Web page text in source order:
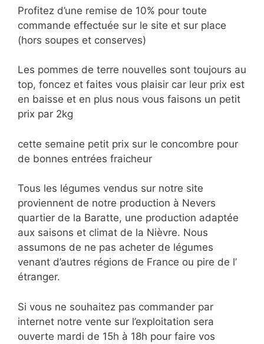
Profitez d’une remise de 10% pour toute
commande effectuée sur le site et sur place
(hors soupes et conserves)
Les pommes de terre nouvelles sont toujours au
top, foncez et faites vous plaisir car leur prix est
en baisse et en plus nous vous faisons un petit
prix par 2kg
cette semaine petit prix sur le concombre pour
de bonnes entrées fraicheur
Tous les légumes vendus sur notre site
proviennent de notre production à Nevers
quartier de la Baratte, une production adaptée
aux saisons et climat de la Nièvre. Nous
assumons de ne pas acheter de légumes
venant d’autres régions de France ou pire de l’
étranger.
Si vous ne souhaitez pas commander par
internet notre vente sur l’exploitation sera
ouverte mardi de 15h à 18h pour faire vos